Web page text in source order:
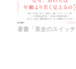
著書「美女のスイッチ